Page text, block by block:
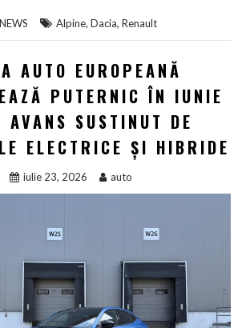
NEWS Alpine, Dacia, Renault
AUTO EUROPEANĂ
PUTERNIC ÎN IUNIE
SUSTINUT DE
ELECTRICE ȘI HIBRIDE
iulie 23, 2026 auto